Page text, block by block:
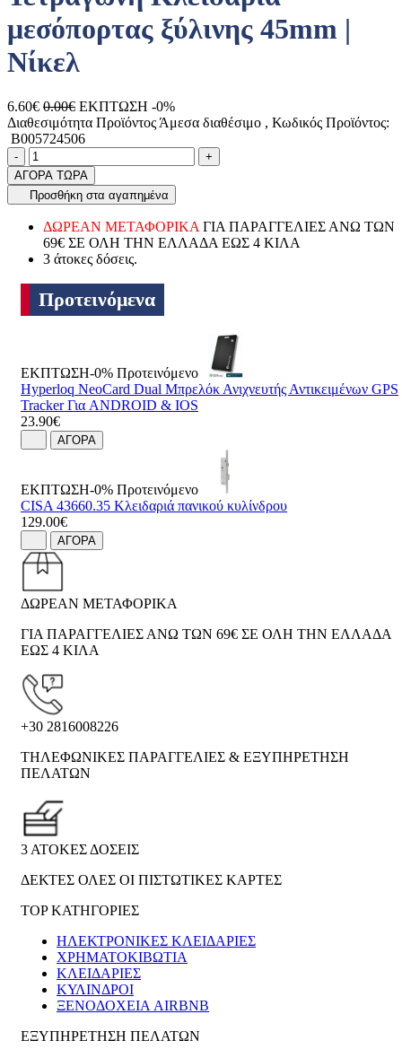
μεσόπορτας ξύλινης 45mm |
Νίκελ
6.60€ 0.00€ ΕΚΠΤΩΣΗ -0%
Διαθεσιμότητα Προϊόντος Άμεσα διαθέσιμο , Κωδικός Προϊόντος:
B005724506
Ποσότητα
-product.increase.quantity +
ΑΓΟΡΑ ΤΩΡΑ
Προσθήκη στα αγαπημένα
ΔΩΡΕΑΝ ΜΕΤΑΦΟΡΙΚΑ ΓΙΑ ΠΑΡΑΓΓΕΛΙΕΣ ΑΝΩ ΤΩΝ
69€ ΣΕ ΟΛΗ ΤΗΝ ΕΛΛΑΔΑ ΕΩΣ 4 ΚΙΛΑ
3 άτοκες δόσεις.
Προτεινόμενα
ΕΚΠΤΩΣΗ-0% Προτεινόμενο
Hyperloq NeoCard Dual Μπρελόκ Ανιχνευτής Αντικειμένων GPS
Tracker Για ANDROID & IOS
23.90€
ΑΓΟΡΑ
ΕΚΠΤΩΣΗ-0% Προτεινόμενο
CISA 43660.35 Κλειδαριά πανικού κυλίνδρου
129.00€
ΑΓΟΡΑ
ΔΩΡΕΑΝ ΜΕΤΑΦΟΡΙΚΑ
ΓΙΑ ΠΑΡΑΓΓΕΛΙΕΣ ΑΝΩ ΤΩΝ 69€ ΣΕ ΟΛΗ ΤΗΝ ΕΛΛΑΔΑ
ΕΩΣ 4 ΚΙΛΑ
+30 2816008226
ΤΗΛΕΦΩΝΙΚΕΣ ΠΑΡΑΓΓΕΛΙΕΣ & ΕΞΥΠΗΡΕΤΗΣΗ
ΠΕΛΑΤΩΝ
3 ΑΤΟΚΕΣ ΔΟΣΕΙΣ
ΔΕΚΤΕΣ ΟΛΕΣ ΟΙ ΠΙΣΤΩΤΙΚΕΣ ΚΑΡΤΕΣ
TOP ΚΑΤΗΓΟΡΙΕΣ
ΗΛΕΚΤΡΟΝΙΚΈΣ ΚΛΕΙΔΑΡΙΈΣ
ΧΡΗΜΑΤΟΚΙΒΏΤΙΑ
ΚΛΕΙΔΑΡΙΈΣ
ΚΎΛΙΝΔΡΟΙ
ΞΕΝΟΔΟΧΕΊΑ AIRBNB
ΕΞΥΠΗΡΕΤΗΣΗ ΠΕΛΑΤΩΝ